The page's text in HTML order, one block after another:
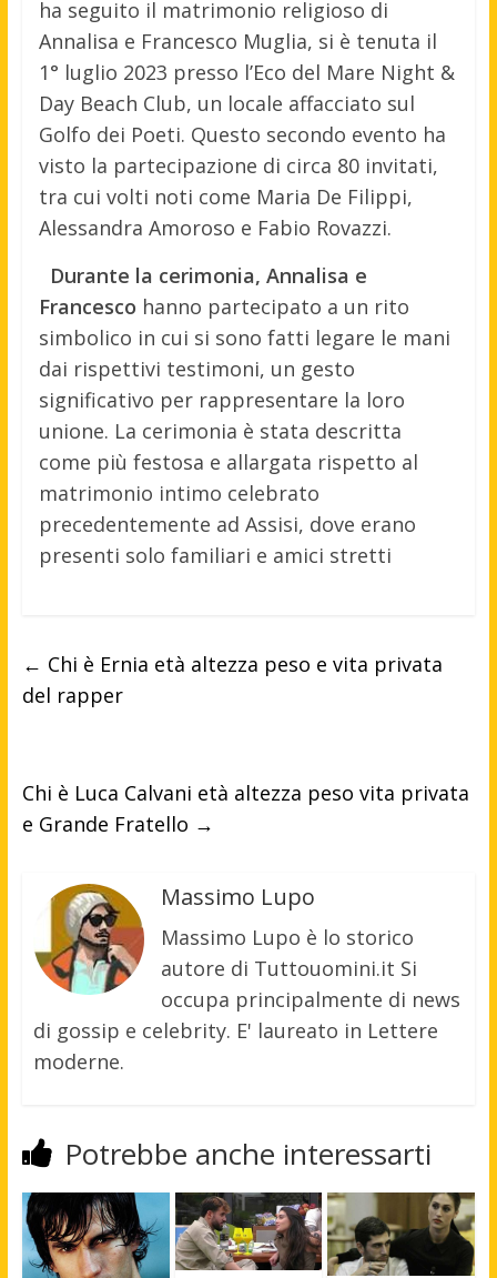
ha seguito il matrimonio religioso di
Annalisa e Francesco Muglia, si è tenuta il
1° luglio 2023 presso l’Eco del Mare Night &
Day Beach Club, un locale affacciato sul
Golfo dei Poeti. Questo secondo evento ha
visto la partecipazione di circa 80 invitati,
tra cui volti noti come Maria De Filippi,
Alessandra Amoroso e Fabio Rovazzi.
Durante la cerimonia, Annalisa e
Francesco hanno partecipato a un rito
simbolico in cui si sono fatti legare le mani
dai rispettivi testimoni, un gesto
significativo per rappresentare la loro
unione. La cerimonia è stata descritta
come più festosa e allargata rispetto al
matrimonio intimo celebrato
precedentemente ad Assisi, dove erano
presenti solo familiari e amici stretti
← Chi è Ernia età altezza peso e vita privata
del rapper
Chi è Luca Calvani età altezza peso vita privata
e Grande Fratello →
Massimo Lupo
Massimo Lupo è lo storico
autore di Tuttouomini.it Si
occupa principalmente di news
di gossip e celebrity. E' laureato in Lettere
moderne.
Potrebbe anche interessarti